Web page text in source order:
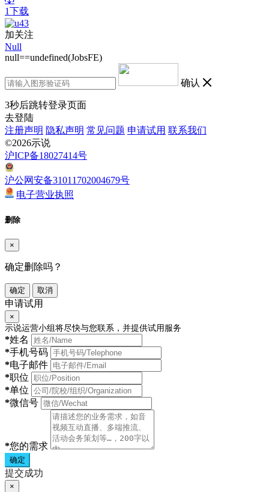
1下载
加关注
Null
null==undefined(JobsFE)
确认
3秒后跳转登录页面
去登陆
注册声明 隐私声明 常见问题 申请试用 联系我们
©2026示说
沪ICP备18027414号
沪公网安备31011702004679号
电子营业执照
删除
×
确定删除吗？
确定 取消
申请试用
×
示说运营小组将尽快与您联系，并提供试用服务
*姓名
*手机号码
*电子邮件
*职位
*单位
*微信号
*您的需求
确定
提交成功
×